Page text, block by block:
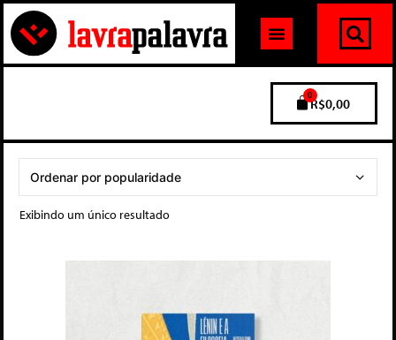
R$0,00
0
Exibindo um único resultado